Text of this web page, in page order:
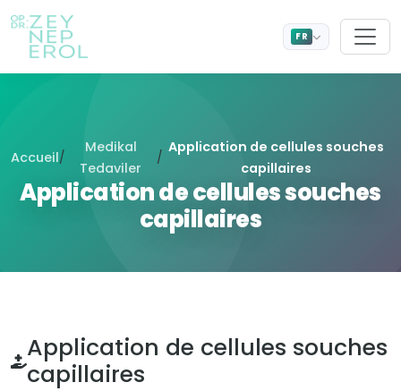
FR
Accueil/
Medikal
Tedaviler
/
Application de cellules souches
capillaires
Application de cellules souches
capillaires
Application de cellules souches
capillaires